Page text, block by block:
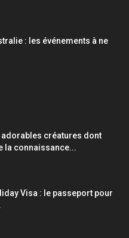
: les événements à ne
adorables créatures dont
la connaissance...
Visa : le passeport pour